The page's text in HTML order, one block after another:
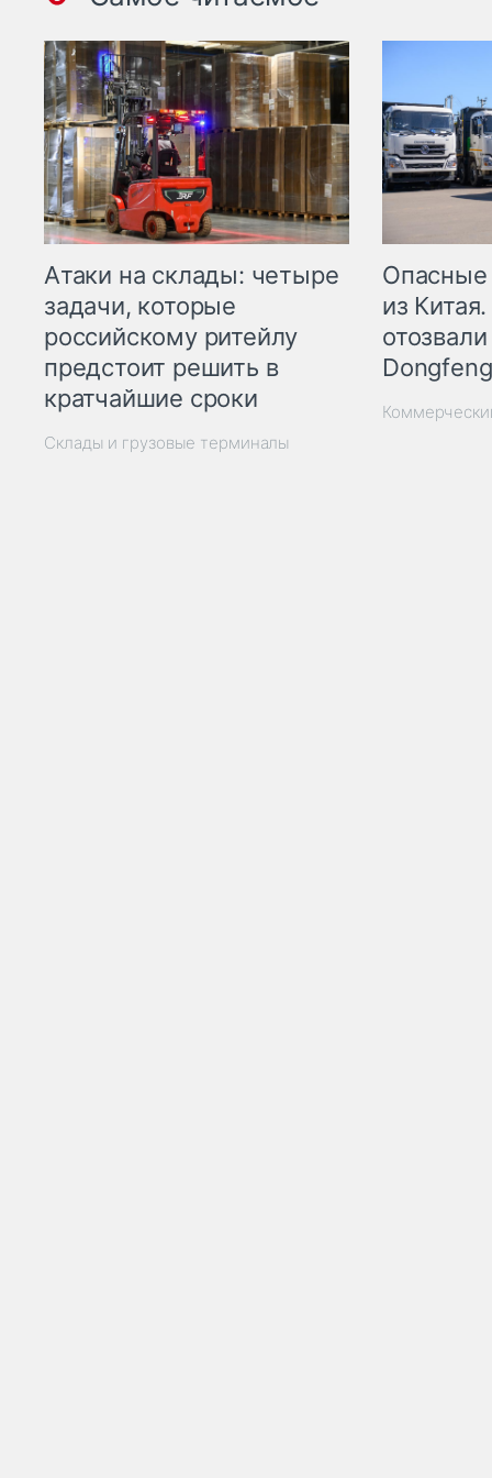
Атаки на склады: четыре
задачи, которые
российскому ритейлу
предстоит решить в
кратчайшие сроки
Склады и грузовые терминалы
из